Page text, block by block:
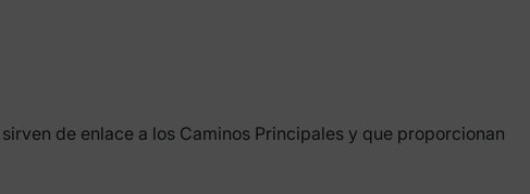
de enlace a los Caminos Principales y que proporcionan